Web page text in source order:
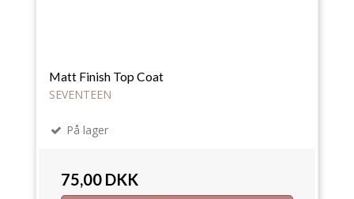
Matt Finish Top Coat
SEVENTEEN
På lager
75,00 DKK